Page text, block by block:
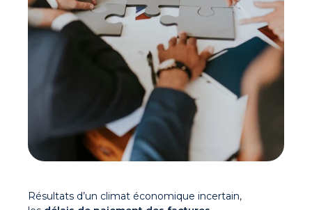
Résultats d’un climat économique incertain,